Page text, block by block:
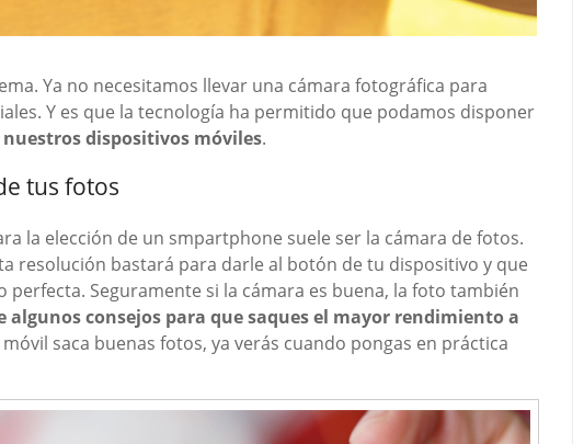
Ya no necesitamos llevar una cámara fotográfica para
Y es que la tecnología ha permitido que podamos disponer
dispositivos móviles.
tus fotos
la elección de un smpartphone suele ser la cámara de fotos.
resolución bastará para darle al botón de tu dispositivo y que
perfecta. Seguramente si la cámara es buena, la foto también
algunos consejos para que saques el mayor rendimiento a
saca buenas fotos, ya verás cuando pongas en práctica